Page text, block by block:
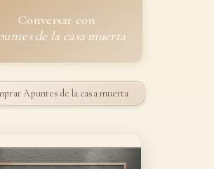
Conversar con
de la casa muerta
Apuntes de la casa muerta